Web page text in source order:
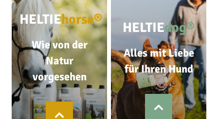
HELTIEhorse®
Wie von der
Natur
vorgesehen
HELTIEdog®
Alles mit Liebe
für Ihren Hund